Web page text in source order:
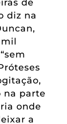
de
diz na
na parte
onde
a